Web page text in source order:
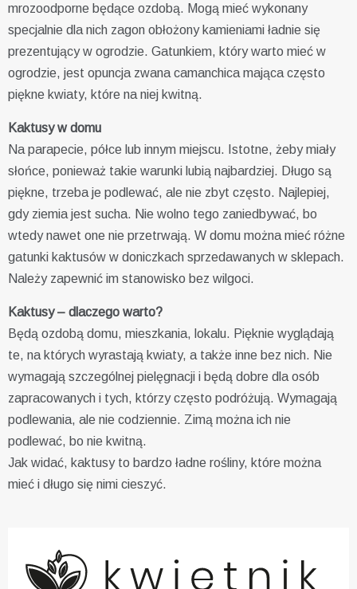
mrozoodporne będące ozdobą. Mogą mieć wykonany
specjalnie dla nich zagon obłożony kamieniami ładnie się
prezentujący w ogrodzie. Gatunkiem, który warto mieć w
ogrodzie, jest opuncja zwana camanchica mająca często
piękne kwiaty, które na niej kwitną.
Kaktusy w domu
Na parapecie, półce lub innym miejscu. Istotne, żeby miały
słońce, ponieważ takie warunki lubią najbardziej. Długo są
piękne, trzeba je podlewać, ale nie zbyt często. Najlepiej,
gdy ziemia jest sucha. Nie wolno tego zaniedbywać, bo
wtedy nawet one nie przetrwają. W domu można mieć różne
gatunki kaktusów w doniczkach sprzedawanych w sklepach.
Należy zapewnić im stanowisko bez wilgoci.
Kaktusy – dlaczego warto?
Będą ozdobą domu, mieszkania, lokalu. Pięknie wyglądają
te, na których wyrastają kwiaty, a także inne bez nich. Nie
wymagają szczególnej pielęgnacji i będą dobre dla osób
zapracowanych i tych, którzy często podróżują. Wymagają
podlewania, ale nie codziennie. Zimą można ich nie
podlewać, bo nie kwitną.
Jak widać, kaktusy to bardzo ładne rośliny, które można
mieć i długo się nimi cieszyć.